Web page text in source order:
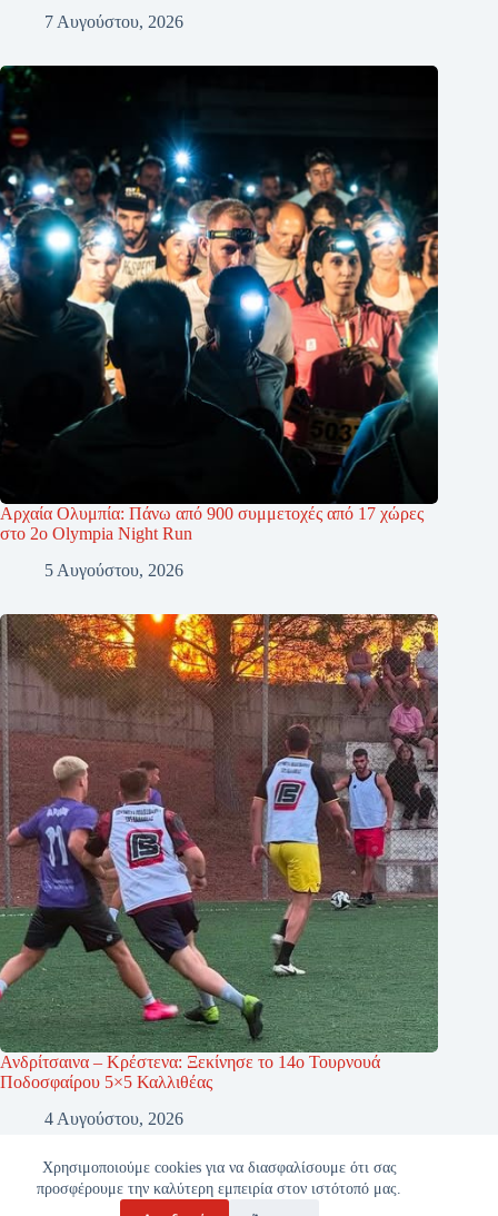
Χρησιμοποιούμε cookies για να διασφαλίσουμε ότι σας
προσφέρουμε την καλύτερη εμπειρία στον ιστότοπό μας.
7 Αυγούστου, 2026
Αρχαία Ολυμπία: Πάνω από 900 συμμετοχές από 17 χώρες
στο 2ο Olympia Night Run
5 Αυγούστου, 2026
Ανδρίτσαινα – Κρέστενα: Ξεκίνησε το 14ο Τουρνουά
Ποδοσφαίρου 5×5 Καλλιθέας
4 Αυγούστου, 2026